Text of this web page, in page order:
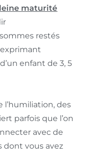
maturité
restés
exprimant
enfant de 3, 5
l’humiliation, des
parfois que l’on
avec de
dont vous avez